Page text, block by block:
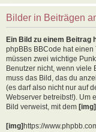
Bilder in Beiträgen
Ein Bild zu einem Beitrag
phpBBs BBCode hat
müssen zwei wichtige
Benutzer nicht, wenn viele
muss das Bild, das du
(es darf also nicht nur auf
Webserver betreibst!). Um
Bild verweist, mit dem
[img]https://